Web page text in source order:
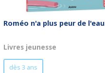
Roméo n'a plus peur de l'eau
Livres jeunesse
dès 3 ans